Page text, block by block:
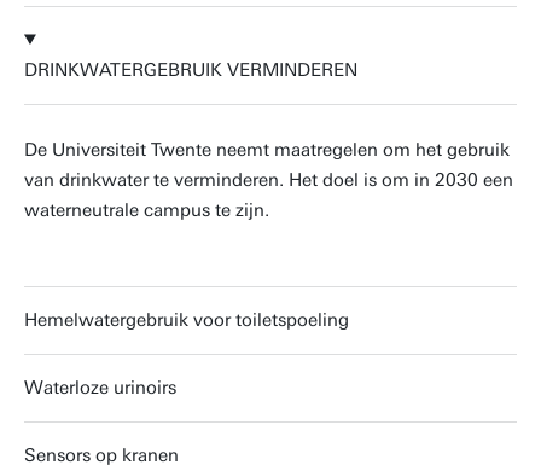
DRINKWATERGEBRUIK VERMINDEREN
De Universiteit Twente neemt maatregelen om het gebruik
van drinkwater te verminderen. Het doel is om in 2030 een
waterneutrale campus te zijn.
Hemelwatergebruik voor toiletspoeling
Waterloze urinoirs
Sensors op kranen